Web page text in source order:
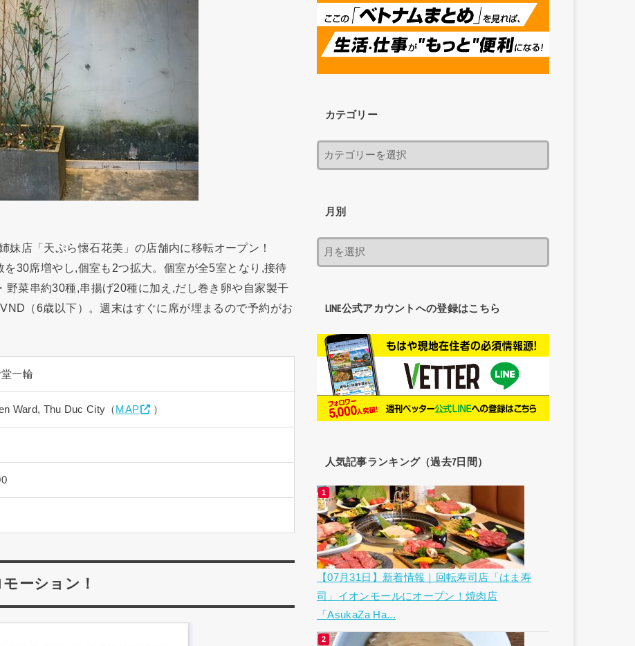
妹店「天ぷら懐石花美」の店舗内に移転オープン！
を30席増やし,個室も2つ拡大。個室が全5室となり,接待
菜串約30種,串揚げ20種に加え,だし巻き卵や自家製干
（6歳以下）。週末はすぐに席が埋まるので予約がお
一輪
Ward, Thu Duc City（ MAP ）
ーション！
カテゴリー
月別
LINE公式アカウントへの登録はこちら
人気記事ランキング（過去7日間）
【07月31日】新着情報｜回転寿司店「はま寿
司」イオンモールにオープン！焼肉店
「AsukaZa Ha...